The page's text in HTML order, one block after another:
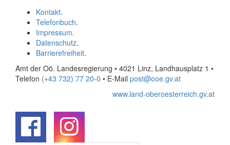
Kontakt.
Telefonbuch.
Impressum.
Datenschutz.
Barrierefreiheit.
Amt der Oö. Landesregierung • 4021 Linz, Landhausplatz 1 •
Telefon (+43 732) 77 20-0 • E-Mail post@ooe.gv.at
www.land-oberoesterreich.gv.at